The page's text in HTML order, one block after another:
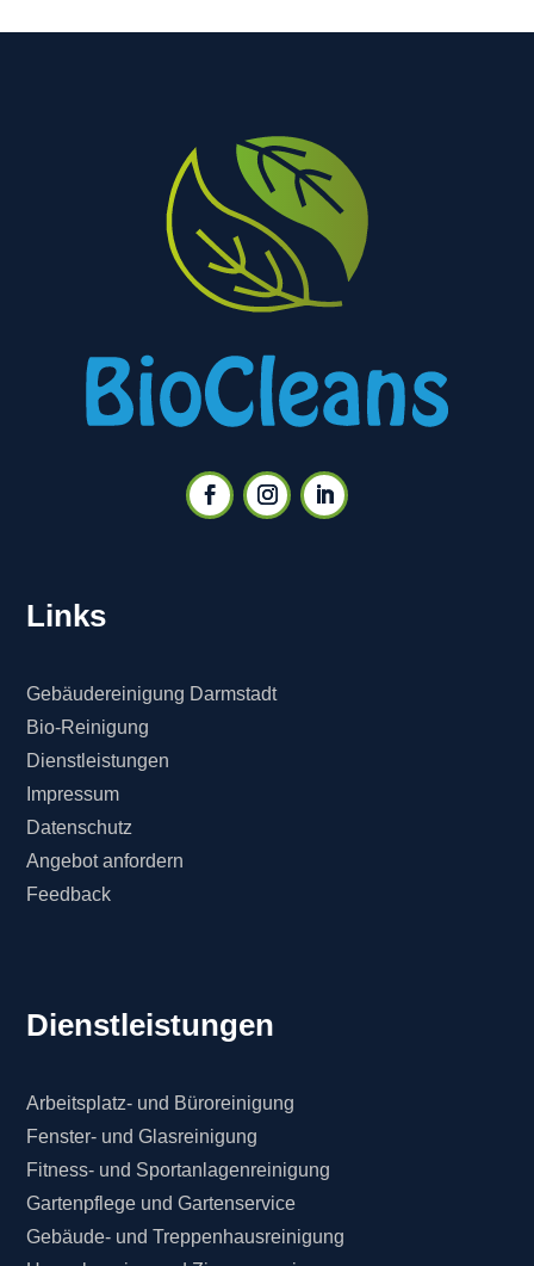
Links
Gebäudereinigung Darmstadt
Bio-Reinigung
Dienstleistungen
Impressum
Datenschutz
Angebot anfordern
Feedback
Dienstleistungen
Arbeitsplatz- und Büroreinigung
Fenster- und Glasreinigung
Fitness- und Sportanlagenreinigung
Gartenpflege und Gartenservice
Gebäude- und Treppenhausreinigung